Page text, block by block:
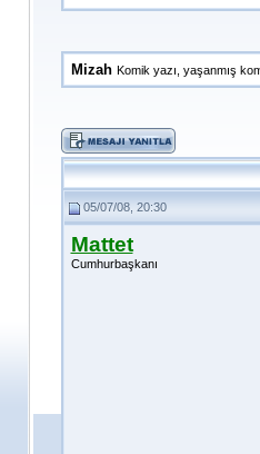
Mizah Komik yazı, yaşanmış
05/07/08, 20:30
Mattet
Cumhurbaşkanı